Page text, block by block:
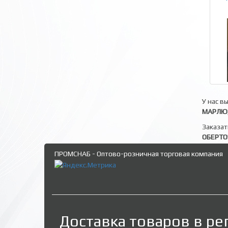
У нас
ПРОМСНАБ - Оптово-розничная торговая компания
Доставка товаров в